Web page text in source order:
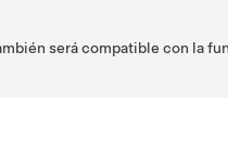
será compatible con la